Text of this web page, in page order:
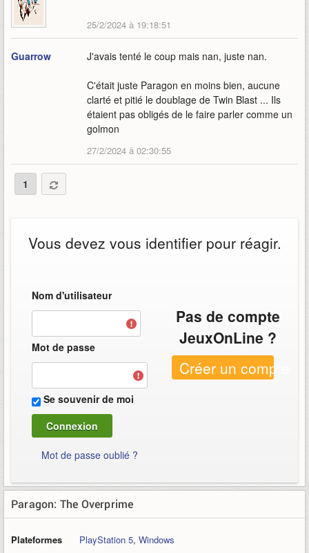
25/2/2024 à 19:18:51
Guarrow J'avais tenté le coup mais nan, juste nan.
C'était juste Paragon en moins bien, aucune
clarté et pitié le doublage de Twin Blast ... Ils
étaient pas obligés de le faire parler comme un
golmon
27/2/2024 à 02:30:55
1
Vous devez vous identifier pour réagir.
Nom d'utilisateur
Mot de passe
Se souvenir de moi
Mot de passe oublié ?
Pas de compte
JeuxOnLine ?
Créer un compte
Paragon: The Overprime
Plateformes PlayStation 5, Windows